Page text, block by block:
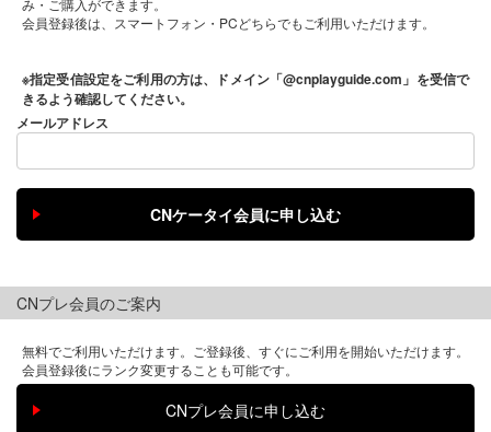
み・ご購入ができます。
会員登録後は、スマートフォン・PCどちらでもご利用いただけます。
※指定受信設定をご利用の方は、ドメイン「@cnplayguide.com」を受信で
きるよう確認してください。
メールアドレス
CNプレ会員のご案内
無料でご利用いただけます。ご登録後、すぐにご利用を開始いただけます。
会員登録後にランク変更することも可能です。